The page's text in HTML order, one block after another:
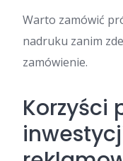
Warto zamówić
nadruku zanim
zamówienie.
Korzyści